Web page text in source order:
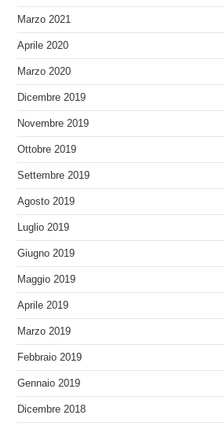
Marzo 2021
Aprile 2020
Marzo 2020
Dicembre 2019
Novembre 2019
Ottobre 2019
Settembre 2019
Agosto 2019
Luglio 2019
Giugno 2019
Maggio 2019
Aprile 2019
Marzo 2019
Febbraio 2019
Gennaio 2019
Dicembre 2018